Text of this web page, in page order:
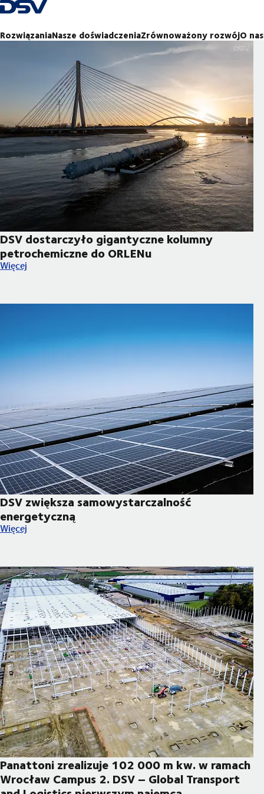
Cofnij do strony głównej
RozwiązaniaNasze doświadczeniaZrównoważony rozwójO nas
DSV dostarczyło gigantyczne kolumny
petrochemiczne do ORLENu
DSV dostarczyło gigantyczne kolumny petrochemiczne do
Więcej
DSV zwiększa samowystarczalność
energetyczną
DSV zwiększa samowystarczalność energetyczną
Więcej
Panattoni zrealizuje 102 000 m kw. w ramach
Wrocław Campus 2. DSV – Global Transport